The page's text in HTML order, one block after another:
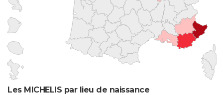
Les MICHELIS par lieu de naissance